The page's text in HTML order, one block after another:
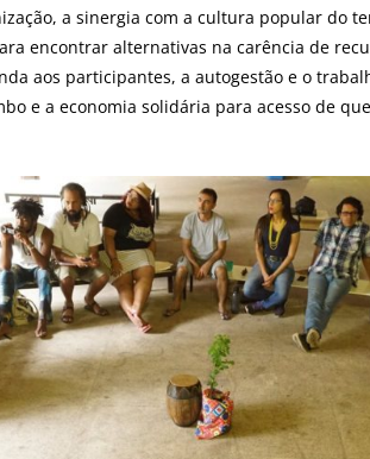
a sinergia com a cultura popular do
encontrar alternativas na carência de
aos participantes, a autogestão e o
e a economia solidária para acesso de